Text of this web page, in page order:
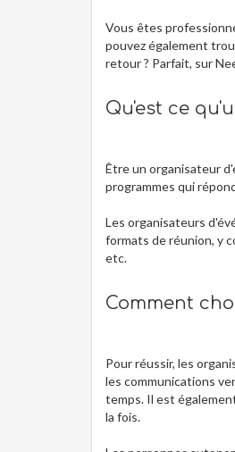
Vous êtes
pouvez également
retour ? Parfait, sur
Qu'est ce
Être un organisateur
programmes qui
Les organisateurs
formats de réunion, y
etc.
Comment
Pour réussir, les
les communications
temps. Il est
la fois.